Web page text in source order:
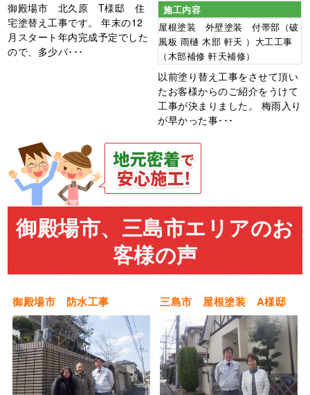
御殿場市 北久原 T様邸 住
宅塗替え工事です。 年末の12
月スタート年内完成予定でした
ので、多少バ･･･
施工内容
屋根塗装 外壁塗装 付帯部（破
風板 雨樋 木部 軒天 ）大工工事
（木部補修 軒天補修）
以前塗り替え工事をさせて頂い
たお客様からのご紹介をうけて
工事が決まりました。 梅雨入り
が早かった事･･･
御殿場市、三島市エリアのお
客様の声
御殿場市 防水工事 三島市 屋根塗装 A様邸